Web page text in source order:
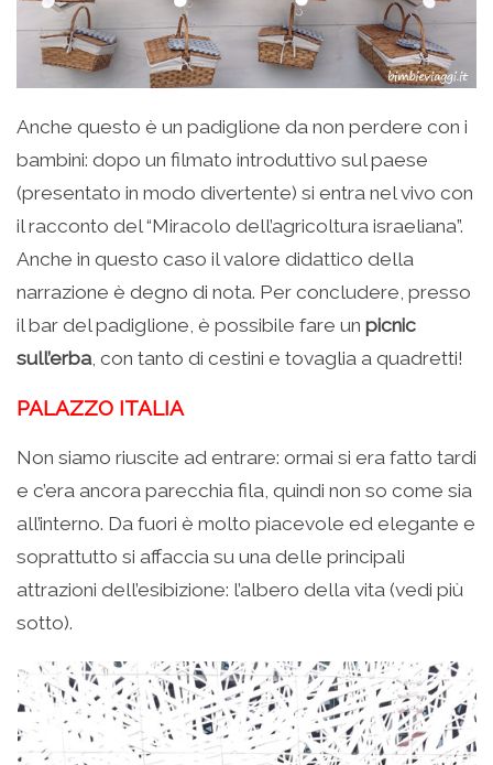
Anche questo è un padiglione da non perdere con i
bambini: dopo un filmato introduttivo sul paese
(presentato in modo divertente) si entra nel vivo con
il racconto del “Miracolo dell’agricoltura israeliana”.
Anche in questo caso il valore didattico della
narrazione è degno di nota. Per concludere, presso
il bar del padiglione, è possibile fare un picnic
sull’erba, con tanto di cestini e tovaglia a quadretti!
PALAZZO ITALIA
Non siamo riuscite ad entrare: ormai si era fatto tardi
e c’era ancora parecchia fila, quindi non so come sia
all’interno. Da fuori è molto piacevole ed elegante e
soprattutto si affaccia su una delle principali
attrazioni dell’esibizione: l’albero della vita (vedi più
sotto).